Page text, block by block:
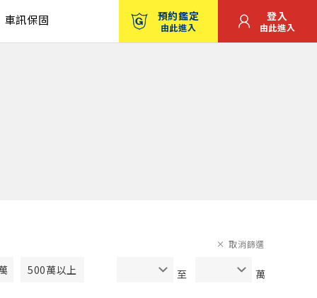
車訊保固 預約鑑定
由此進入
登入
由此進入
500萬以上 至 萬
取消篩選